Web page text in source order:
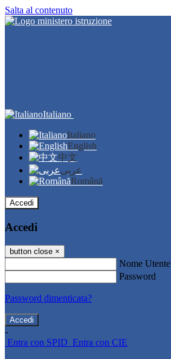
Salta al contenuto
Italiano
Italiano
English
中文
عربى
Română
Accedi
Accedi
button close ×
Nome Utente
Password
Password dimenticata?
-
Entra con SPID Entra con CIE